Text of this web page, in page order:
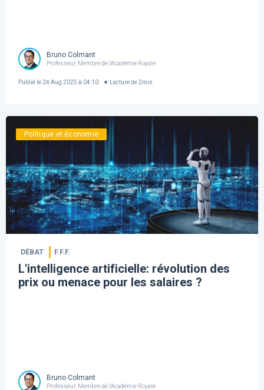
Bruno Colmant
Professeur, Membre de l'Académie Royale
Publié le28 Aug 2025 à 04:10 Lecture de 2min
Politique et économie
DÉBAT F.F.F.
L'intelligence artificielle: révolution des
prix ou menace pour les salaires ?
Bruno Colmant
Professeur, Membre de l'Académie Royale